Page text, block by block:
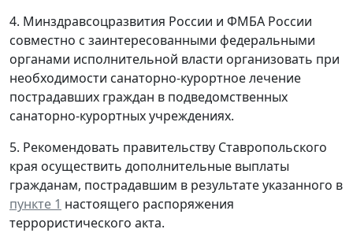
4. Минздравсоцразвития России и ФМБА России
совместно с заинтересованными федеральными
органами исполнительной власти организовать при
необходимости санаторно-курортное лечение
пострадавших граждан в подведомственных
санаторно-курортных учреждениях.
5. Рекомендовать правительству Ставропольского
края осуществить дополнительные выплаты
гражданам, пострадавшим в результате указанного в
пункте 1 настоящего распоряжения
террористического акта.